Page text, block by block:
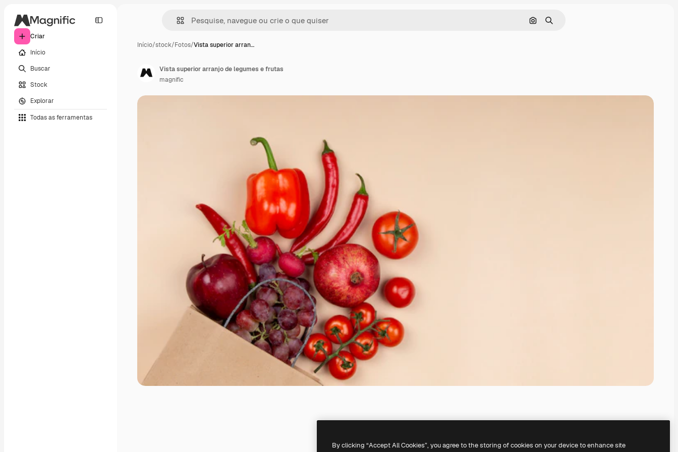
Criar
Início
Buscar
Stock
Explorar
Todas as ferramentas
Pesquisar por imagem
Buscar
Início/stock/Fotos/Vista superior arran…
Vista superior arranjo de legumes e frutas
magnific
By clicking “Accept All Cookies”, you agree to the storing of cookies on your device to enhance site